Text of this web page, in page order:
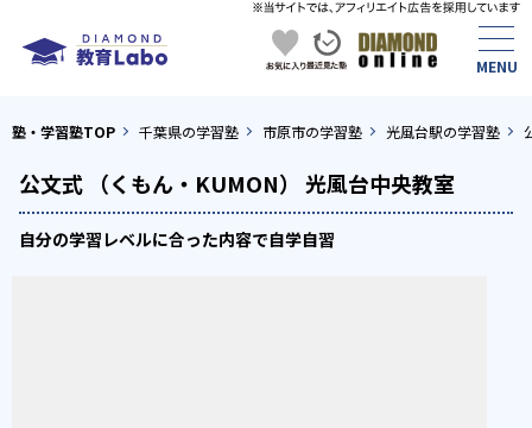
塾・学習塾TOP 千葉県の学習塾 市原市の学習塾 光風台駅の学習塾
公文式 （くもん・KUMON） 光風台中央教室
自分の学習レベルに合った内容で自学自習